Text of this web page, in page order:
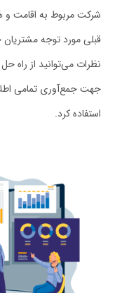
شرکت مربوط به اقامت و
قبلی مورد توجه
جهت جمع‌آوری تمامی
استفاده کرد.